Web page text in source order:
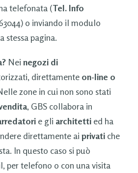
telefonata (Tel. Info
o inviando il modulo
stessa pagina.
Nei negozi di
direttamente on-line o
zone in cui non sono stati
, GBS collabora in
e gli architettied ha
direttamente ai privatiche
In questo caso si può
per telefono o con una visita